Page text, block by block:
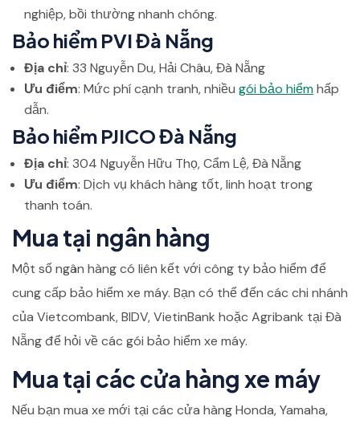
nghiệp, bồi thường nhanh chóng.
Bảo hiểm PVI Đà Nẵng
Địa chỉ: 33 Nguyễn Du, Hải Châu, Đà Nẵng
Ưu điểm: Mức phí cạnh tranh, nhiều gói bảo hiểmhấp
dẫn.
Bảo hiểm PJICO Đà Nẵng
Địa chỉ: 304 Nguyễn Hữu Thọ, Cẩm Lệ, Đà Nẵng
Ưu điểm: Dịch vụ khách hàng tốt, linh hoạt trong
thanh toán.
Mua tại ngân hàng
Một số ngân hàng có liên kết với công ty bảo hiểm để
cung cấp bảo hiểm xe máy. Bạn có thể đến các chi nhánh
của Vietcombank, BIDV, VietinBank hoặc Agribank tại Đà
Nẵng để hỏi về các gói bảo hiểm xe máy.
Mua tại các cửa hàng xe máy
Nếu bạn mua xe mới tại các cửa hàng Honda, Yamaha,